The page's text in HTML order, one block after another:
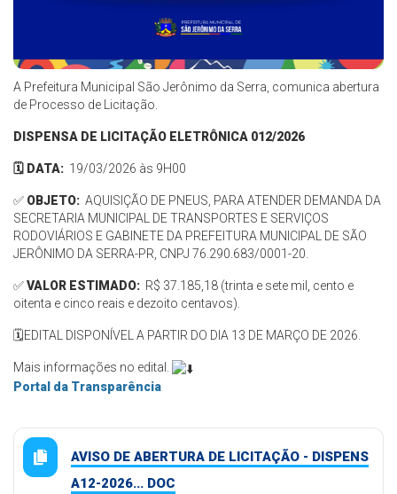
A Prefeitura Municipal São Jerônimo da Serra, comunica abertura
de Processo de Licitação.
DISPENSA DE LICITAÇÃO ELETRÔNICA 012/2026
🗓️ DATA: 19/03/2026 às 9H00
✅ OBJETO: AQUISIÇÃO DE PNEUS, PARA ATENDER DEMANDA DA
SECRETARIA MUNICIPAL DE TRANSPORTES E SERVIÇOS
RODOVIÁRIOS E GABINETE DA PREFEITURA MUNICIPAL DE SÃO
JERÔNIMO DA SERRA-PR, CNPJ 76.290.683/0001-20.
✅VALOR ESTIMADO: R$ 37.185,18 (trinta e sete mil, cento e
oitenta e cinco reais e dezoito centavos).
🗓️EDITAL DISPONÍVEL A PARTIR DO DIA 13 DE MARÇO DE 2026.
Mais informações no edital.
Portal da Transparência
AVISO DE ABERTURA DE LICITAÇÃO - DISPENS
A12-2026... DOC